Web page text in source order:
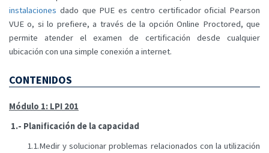
instalaciones dado que PUE es centro certificador oficial Pearson
VUE o, si lo prefiere, a través de la opción Online Proctored, que
permite atender el examen de certificación desde cualquier
ubicación con una simple conexión a internet.
CONTENIDOS
Módulo 1: LPI 201
1.- Planificación de la capacidad
1.1.Medir y solucionar problemas relacionados con la utilización